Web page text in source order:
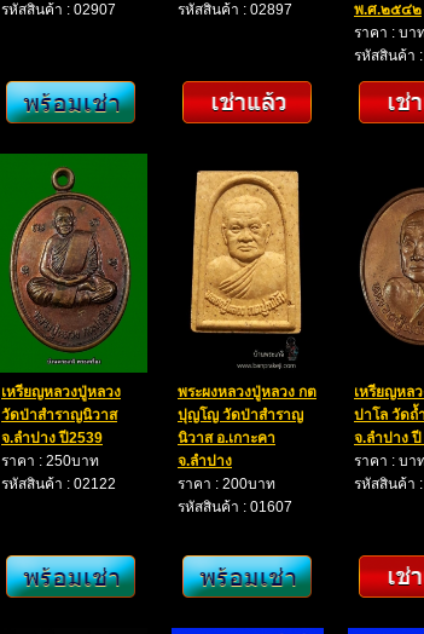
รหัสสินค้า : 02907
รหัสสินค้า : 02897
พ.ศ.๒๕๔๒
ราคา : บา
รหัสสินค้า
เหรียญหลวงปู่หลวง
วัดป่าสำราญนิวาส
จ.ลำปาง ปี2539
ราคา : 250บาท
รหัสสินค้า : 02122
พระผงหลวงปู่หลวง กต
ปุญโญ วัดป่าสำราญ
นิวาส อ.เกาะคา
จ.ลำปาง
ราคา : 200บาท
รหัสสินค้า : 01607
เหรียญหล
ปาโล วัดถ้
จ.ลำปาง ปี
ราคา : บา
รหัสสินค้า